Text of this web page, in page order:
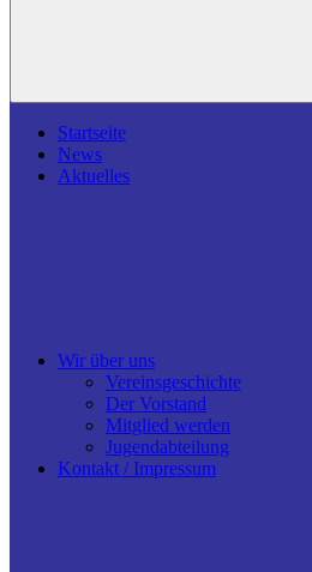
Startseite
News
Aktuelles
Wir über uns
Vereinsgeschichte
Der Vorstand
Mitglied werden
Jugendabteilung
Kontakt / Impressum